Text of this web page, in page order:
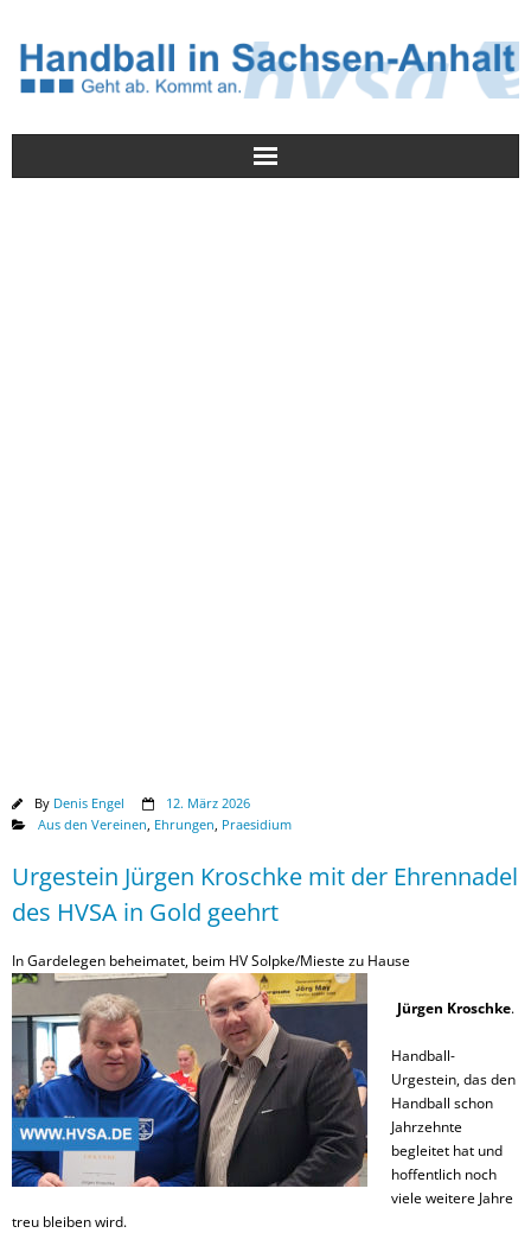
By Denis Engel
12. März 2026
Aus den Vereinen Ehrungen Praesidium
Urgestein Jürgen Kroschke mit der Ehrennadel
des HVSA in Gold geehrt
In Gardelegen beheimatet, beim HV Solpke/Mieste zu Hause
Jürgen Kroschke.
Handball-
Urgestein, das den
Handball schon
Jahrzehnte
begleitet hat und
hoffentlich noch
viele weitere Jahre
treu bleiben wird.